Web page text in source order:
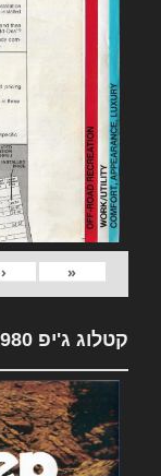
«
‹
קטלוג ג'יפ 1980